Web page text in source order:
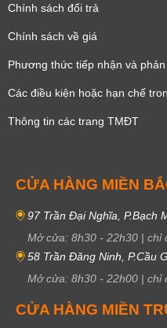
Chính sách đổi trả
Chính sách về giá
Phương thức tiếp nhận và
Các điều kiện hoặc hạn chế
Thông tin các trang TMĐT
CỬA HÀNG MIỀN
97 Trần Đại Nghĩa, P.Bạch
Mở cửa: 8h30 - 22h30 | chỉ
58 Trần Đăng Ninh, P.Cầu
Mở cửa: 8h30 - 22h00 | chỉ
CỬA HÀNG MIỀN